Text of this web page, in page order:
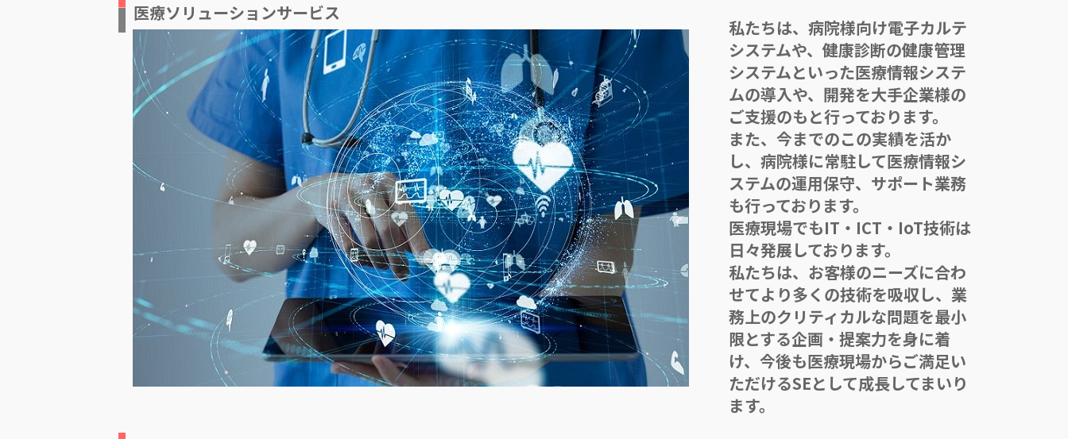
医療ソリューションサービス
私たちは、病院様向け電子カルテ
システムや、健康診断の健康管理
システムといった医療情報システ
ムの導入や、開発を大手企業様の
ご支援のもと行っております。
また、今までのこの実績を活か
し、病院様に常駐して医療情報シ
ステムの運用保守、サポート業務
も行っております。
医療現場でもIT・ICT・IoT技術は
日々発展しております。
私たちは、お客様のニーズに合わ
せてより多くの技術を吸収し、業
務上のクリティカルな問題を最小
限とする企画・提案力を身に着
け、今後も医療現場からご満足い
ただけるSEとして成長してまいり
ます。